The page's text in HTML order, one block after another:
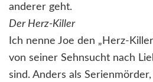
anderer geht.
Der Herz-Killer
Ich nenne Joe den „Herz-
von seiner Sehnsucht nach
sind. Anders als